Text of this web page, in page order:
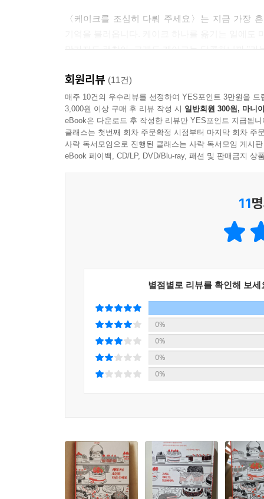
--- p.36~37
정신이 없네. 쓰레기는 또 왜 이렇게 많아.”
“난 오늘 케이크 하나 망쳤어.”
“엇! 난 손님 옷에 물 엎었는데….”
“괜찮아?”
“뭐, 어쩌겠어. 그럴 수도 있지”
“그렇긴 하지….”
조금 망가져도 괜찮아.
케이크는 달콤하니까.
〈케이크를 조심히 다뤄 주세요〉는 지금 가장
망가져도 괜찮아. 그래도 케이크는 달콤하니까.”
“사람들은 자꾸 놓친 것만 세지만,
가끔은 이렇게 날아와 손에 잡히는 것도 있어.”
섬세한 서사와 절제된 색채로 담아낸 불안과 희망
다양한 그림책으로 독창적인 작품 세계를 구축
경험에서 시작된 이야기는 생생한 묘사와 입체
공기까지. 일상의 사소한 장면들은 이명애 작
녹록지 않은 현실 속에서도 케이크 위에 밝힌
이야기는 오늘을 살아가는 독자들에게 잔잔한 위
2026 서울국제도서전 ‘여름, 첫 책’ 선정
어디에도 온전히 속하지 못한 채 서성이는,
세상의 모든 이들을 위한 노래
소중한 시간들을 조용히 비춰 줍니다.
작은 실수 하나에 세상이 무너진 듯 낙담하다가
거창한 조언보다 깊은 울림을 전합니다. 완벽하
회원리뷰 (11건)
매주 10건의 우수리뷰를 선정하여 YES포인트 3만원을 드
3,000원 이상 구매 후 리뷰 작성 시 일반회원 300원, 마니
eBook은 다운로드 후 작성한 리뷰만 YES포인트 지급됩니
클래스는 첫번째 회차 주문확정 시점부터 마지막 회차 주
사락 독서모임으로 진행된 클래스는 사락 독서모임 게시
eBook 페이백, CD/LP, DVD/Blu-ray, 패션 및 판매금지 상
11
별점별로 리뷰를 확인해 보세
0%
0%
0%
0%